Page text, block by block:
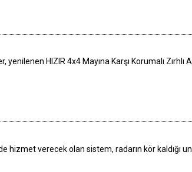
HIZIR 4x4 Mayına Karşı Korumalı Zırhlı
verecek olan sistem, radarın kör kaldığı